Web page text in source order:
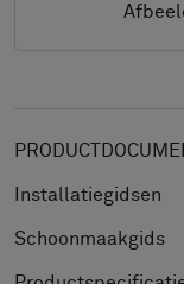
Installatiegidsen
Schoonmaakgids